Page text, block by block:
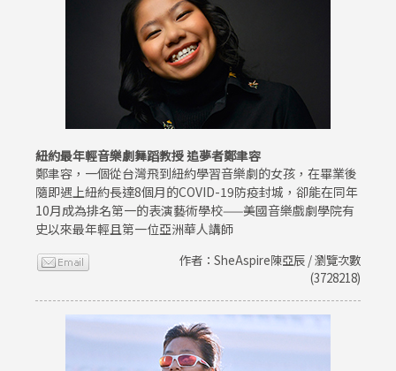
紐約最年輕音樂劇舞蹈教授 追夢者鄭聿容
鄭聿容，一個從台灣飛到紐約學習音樂劇的女孩，在畢業後
隨即遇上紐約長達8個月的COVID-19防疫封城，卻能在同年
10月成為排名第一的表演藝術學校——美國音樂戲劇學院有
史以來最年輕且第一位亞洲華人講師
作者：SheAspire陳亞辰 / 瀏覽次數
(3728218)